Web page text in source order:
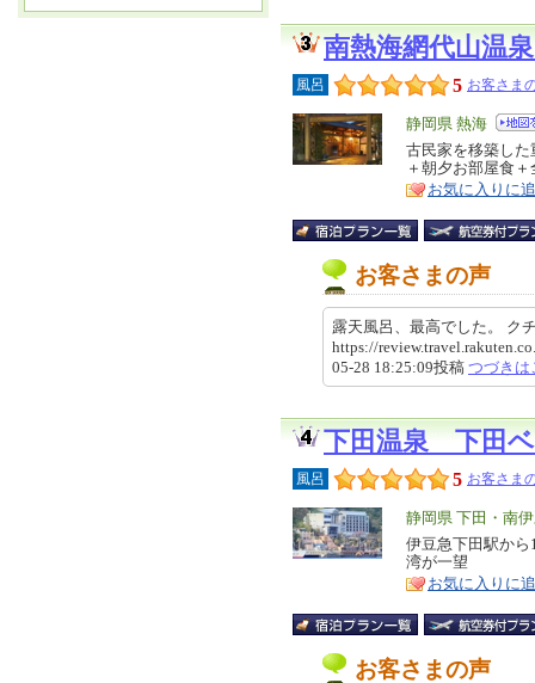
南熱海網代山
風呂 5 お客さま
エ
リ
ア
静岡県 熱海
特
徴
古民家を移築し
＋朝夕お部屋食
お気に入りに
お客さまの声
露天風呂、最高でした。
https://
05-28 18:25:09投稿 つづきは
下田温泉 下田
風呂 5 お客さま
エ
リ
ア
静岡県 下田・南
特
徴
伊豆急下田駅か
湾が一望
お気に入りに
お客さまの声